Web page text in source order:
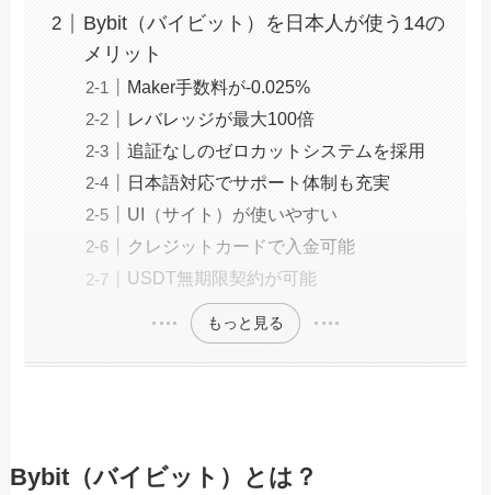
Bybit（バイビット）を日本人が使う14の
メリット
Maker手数料が-0.025%
レバレッジが最大100倍
追証なしのゼロカットシステムを採用
日本語対応でサポート体制も充実
UI（サイト）が使いやすい
クレジットカードで入金可能
USDT無期限契約が可能
もっと見る
Bybit（バイビット）とは？